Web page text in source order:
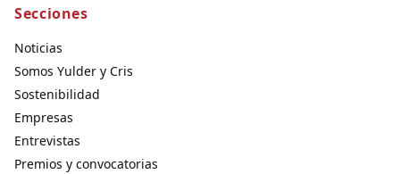
Secciones
Noticias
Somos Yulder y Cris
Sostenibilidad
Empresas
Entrevistas
Premios y convocatorias